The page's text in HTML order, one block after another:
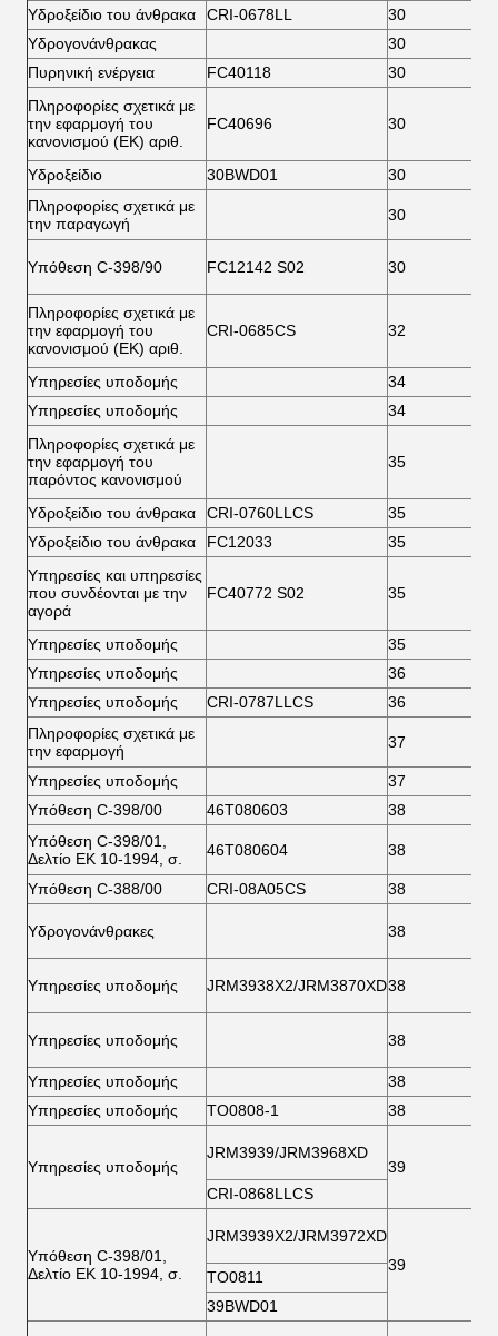
Υδροξείδιο του άνθρακα
CRI-0678LL 30
Υδρογονάνθρακας
30
Πυρηνική ενέργεια
FC40118 30
Πληροφορίες σχετικά με
την εφαρμογή του
κανονισμού (ΕΚ) αριθ.
FC40696 30
Υδροξείδιο 30BWD01 30
Πληροφορίες σχετικά με
την παραγωγή
30
Υπόθεση C-398/90 FC12142 S02 30
Πληροφορίες σχετικά με
την εφαρμογή του
κανονισμού (ΕΚ) αριθ.
CRI-0685CS 32
Υπηρεσίες υποδομής 34
Υπηρεσίες υποδομής
34
Πληροφορίες σχετικά με
την εφαρμογή του
παρόντος κανονισμού
35
Υδροξείδιο του άνθρακα CRI-0760LLCS 35
Υδροξείδιο του άνθρακα
FC12033 35
Υπηρεσίες και υπηρεσίες
που συνδέονται με την
αγορά
FC40772 S02 35
Υπηρεσίες υποδομής 35
Υπηρεσίες υποδομής
36
Υπηρεσίες υποδομής
CRI-0787LLCS 36
Πληροφορίες σχετικά με
την εφαρμογή
37
Υπηρεσίες υποδομής 37
Υπόθεση C-398/00
46Τ080603 38
Υπόθεση C-398/01,
Δελτίο ΕΚ 10-1994, σ.
46Τ080604 38
Υπόθεση C-388/00 CRI-08A05CS 38
Υδρογονάνθρακες 38
Υπηρεσίες υποδομής JRM3938X2/JRM3870XD38
Υπηρεσίες υποδομής 38
Υπηρεσίες υποδομής 38
Υπηρεσίες υποδομής
ΤΟ0808-1 38
Υπηρεσίες υποδομής
JRM3939/JRM3968XD
39
CRI-0868LLCS
Υπόθεση C-398/01,
Δελτίο ΕΚ 10-1994, σ.
JRM3939X2/JRM3972XD
39
ΤΟ0811
39BWD01